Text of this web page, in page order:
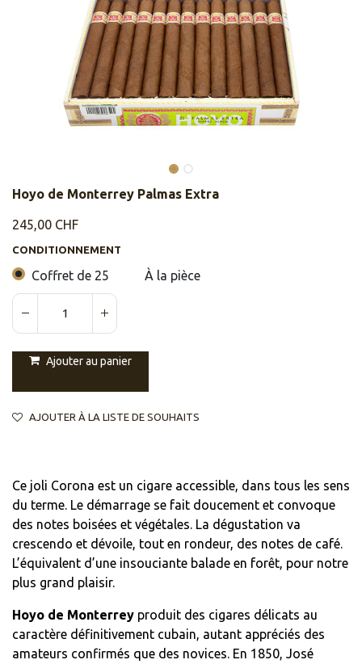
Hoyo de Monterrey Palmas Extra
245,00 CHF
CONDITIONNEMENT
Coffret de 25 À la pièce
Ajouter au panier
AJOUTER À LA LISTE DE SOUHAITS
Ce joli Corona est un cigare accessible, dans tous les sens
du terme. Le démarrage se fait doucement et convoque
des notes boisées et végétales. La dégustation va
crescendo et dévoile, tout en rondeur, des notes de café.
L’équivalent d’une insouciante balade en forêt, pour notre
plus grand plaisir.
Hoyo de Monterrey produit des cigares délicats au
caractère définitivement cubain, autant appréciés des
amateurs confirmés que des novices. En 1850, José